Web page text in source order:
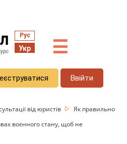
Рус
Укр ☰
Ввійти
від юристів
Як правильно
воєнного стану, щоб не